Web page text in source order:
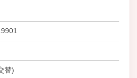
替)